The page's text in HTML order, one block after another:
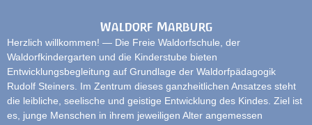
Waldorf Marburg
Herzlich willkommen! — Die Freie Waldorfschule, der
Waldorfkindergarten und die Kinderstube bieten
Entwicklungsbegleitung auf Grundlage der Waldorfpädagogik
Rudolf Steiners. Im Zentrum dieses ganzheitlichen Ansatzes steht
die leibliche, seelische und geistige Entwicklung des Kindes. Ziel ist
es, junge Menschen in ihrem jeweiligen Alter angemessen